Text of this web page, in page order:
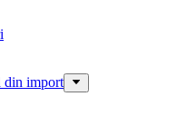
din import